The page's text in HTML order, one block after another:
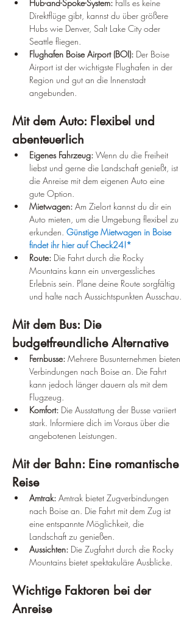
Hub-and-Spoke-System: Falls es keine
Direktflüge gibt, kannst du über größere
Hubs wie Denver, Salt Lake City oder
Seattle fliegen.
Flughafen Boise Airport (BOI): Der Boise
Airport ist der wichtigste Flughafen in der
Region und gut an die Innenstadt
angebunden.
Mit dem Auto: Flexibel und
abenteuerlich
Eigenes Fahrzeug: Wenn du die Freiheit
liebst und gerne die Landschaft genießt, ist
die Anreise mit dem eigenen Auto eine
gute Option.
Mietwagen: Am Zielort kannst du dir ein
Auto mieten, um die Umgebung flexibel zu
erkunden. Günstige Mietwagen in Boise
findet ihr hier auf Check24!*
Route: Die Fahrt durch die Rocky
Mountains kann ein unvergessliches
Erlebnis sein. Plane deine Route sorgfältig
und halte nach Aussichtspunkten Ausschau.
Mit dem Bus: Die
budgetfreundliche Alternative
Fernbusse: Mehrere Busunternehmen bieten
Verbindungen nach Boise an. Die Fahrt
kann jedoch länger dauern als mit dem
Flugzeug.
Komfort: Die Ausstattung der Busse variiert
stark. Informiere dich im Voraus über die
angebotenen Leistungen.
Mit der Bahn: Eine romantische
Reise
Amtrak: Amtrak bietet Zugverbindungen
nach Boise an. Die Fahrt mit dem Zug ist
eine entspannte Möglichkeit, die
Landschaft zu genießen.
Aussichten: Die Zugfahrt durch die Rocky
Mountains bietet spektakuläre Ausblicke.
Wichtige Faktoren bei der
Anreise